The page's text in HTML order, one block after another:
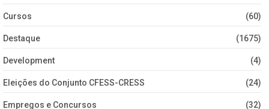
Cursos (60)
Destaque (1675)
Development (4)
Eleições do Conjunto CFESS-CRESS (24)
Empregos e Concursos (32)